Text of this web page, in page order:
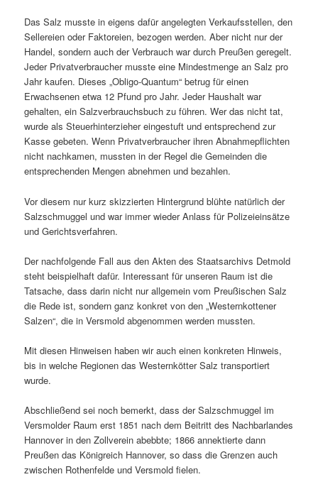
Das Salz musste in eigens dafür angelegten Verkaufsstellen, den
Sellereien oder Faktoreien, bezogen werden. Aber nicht nur der
Handel, sondern auch der Verbrauch war durch Preußen geregelt.
Jeder Privatverbraucher musste eine Mindestmenge an Salz pro
Jahr kaufen. Dieses „Obligo-Quantum“ betrug für einen
Erwachsenen etwa 12 Pfund pro Jahr. Jeder Haushalt war
gehalten, ein Salzverbrauchsbuch zu führen. Wer das nicht tat,
wurde als Steuerhinterzieher eingestuft und entsprechend zur
Kasse gebeten. Wenn Privatverbraucher ihren Abnahmepflichten
nicht nachkamen, mussten in der Regel die Gemeinden die
entsprechenden Mengen abnehmen und bezahlen.
Vor diesem nur kurz skizzierten Hintergrund blühte natürlich der
Salzschmuggel und war immer wieder Anlass für Polizeieinsätze
und Gerichtsverfahren.
Der nachfolgende Fall aus den Akten des Staatsarchivs Detmold
steht beispielhaft dafür. Interessant für unseren Raum ist die
Tatsache, dass darin nicht nur allgemein vom Preußischen Salz
die Rede ist, sondern ganz konkret von den „Westernkottener
Salzen“, die in Versmold abgenommen werden mussten.
Mit diesen Hinweisen haben wir auch einen konkreten Hinweis,
bis in welche Regionen das Westernkötter Salz transportiert
wurde.
Abschließend sei noch bemerkt, dass der Salzschmuggel im
Versmolder Raum erst 1851 nach dem Beitritt des Nachbarlandes
Hannover in den Zollverein abebbte; 1866 annektierte dann
Preußen das Königreich Hannover, so dass die Grenzen auch
zwischen Rothenfelde und Versmold fielen.